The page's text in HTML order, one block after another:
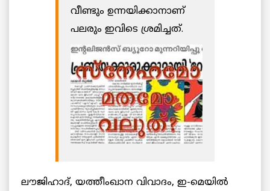
വീണ്ടും ഉന്നയിക്കാനാണ്
പലരും ഇവിടെ ശ്രമിച്ചത്.
ലൗജിഹാദ്, യത്തീംഖാന വിവാദം, ഇ-മെയില്‍